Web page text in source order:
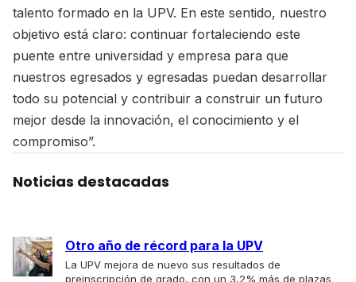
talento formado en la UPV. En este sentido, nuestro
objetivo está claro: continuar fortaleciendo este
puente entre universidad y empresa para que
nuestros egresados y egresadas puedan desarrollar
todo su potencial y contribuir a construir un futuro
mejor desde la innovación, el conocimiento y el
compromiso”.
Noticias destacadas
Otro año de récord para la UPV
La UPV mejora de nuevo sus resultados de
preinscripción de grado, con un 3,2% más de plazas